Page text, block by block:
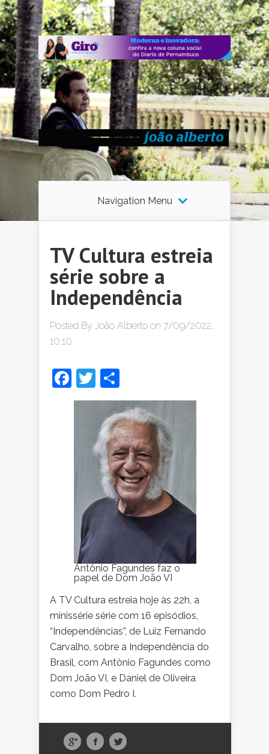
Navigation Menu
TV Cultura estreia
série sobre a
Independência
Posted By João Alberto on 7/09/2022,
10:10
Facebook
Twitter
Antônio Fagundes faz o
papel de Dom João VI
A TV Cultura estreia hoje às 22h, a
minissérie série com 16 episódios,
“Independências”, de Luiz Fernando
Carvalho, sobre a Independência do
Brasil, com Antônio Fagundes como
Dom João VI, e Daniel de Oliveira
como Dom Pedro I.